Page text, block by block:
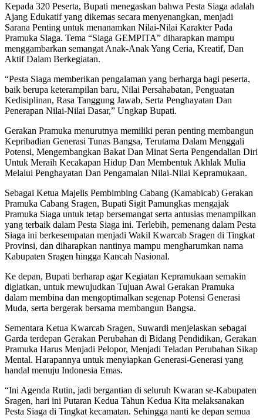
Kepada 320 Peserta, Bupati menegaskan bahwa Pesta Siaga adalah
Ajang Edukatif yang dikemas secara menyenangkan, menjadi
Sarana Penting untuk menanamkan Nilai-Nilai Karakter Pada
Pramuka Siaga. Tema “Siaga GEMPITA” diharapkan mampu
menggambarkan semangat Anak-Anak Yang Ceria, Kreatif, Dan
Aktif Dalam Berkegiatan.
“Pesta Siaga memberikan pengalaman yang berharga bagi peserta,
baik berupa keterampilan baru, Nilai Persahabatan, Penguatan
Kedisiplinan, Rasa Tanggung Jawab, Serta Penghayatan Dan
Penerapan Nilai-Nilai Dasar,” Ungkap Bupati.
Gerakan Pramuka menurutnya memiliki peran penting membangun
Kepribadian Generasi Tunas Bangsa, Terutama Dalam Menggali
Potensi, Mengembangkan Bakat Dan Minat Serta Pengendalian Diri
Untuk Meraih Kecakapan Hidup Dan Membentuk Akhlak Mulia
Melalui Penghayatan Dan Pengamalan Nilai-Nilai Kepramukaan.
Sebagai Ketua Majelis Pembimbing Cabang (Kamabicab) Gerakan
Pramuka Cabang Sragen, Bupati Sigit Pamungkas mengajak
Pramuka Siaga untuk tetap bersemangat serta antusias menampilkan
yang terbaik dalam Pesta Siaga ini. Terlebih, pemenang dalam Pesta
Siaga ini berkesempatan menjadi Wakil Kwarcab Sragen di Tingkat
Provinsi, dan diharapkan nantinya mampu mengharumkan nama
Kabupaten Sragen hingga Kancah Nasional.
Ke depan, Bupati berharap agar Kegiatan Kepramukaan semakin
digiatkan, untuk mewujudkan Tujuan Awal Gerakan Pramuka
dalam membina dan mengoptimalkan segenap Potensi Generasi
Muda, serta bergerak bersama membangun Bangsa.
Sementara Ketua Kwarcab Sragen, Suwardi menjelaskan sebagai
Garda terdepan Gerakan Perubahan di Bidang Pendidikan, Gerakan
Pramuka Harus Menjadi Pelopor, Menjadi Teladan Perubahan Sikap
Mental. Harapannya untuk menyiapkan Generasi-Generasi yang
handal menuju Indonesia Emas.
“Ini Agenda Rutin, jadi bergantian di seluruh Kwaran se-Kabupaten
Sragen, hari ini Putaran Kedua Tahun Kedua Kita melaksanakan
Pesta Siaga di Tingkat kecamatan. Sehingga nanti ke depan semua